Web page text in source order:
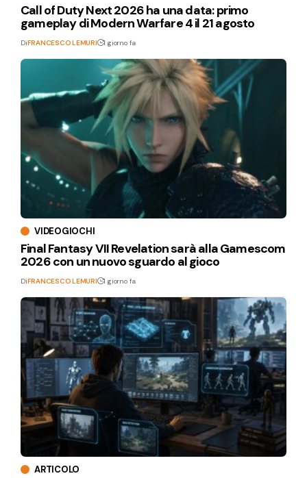
Call of Duty Next 2026 ha una data: primo
gameplay di Modern Warfare 4 il 21 agosto
DiFRANCESCO LEMURI 1 giorno fa
VIDEOGIOCHI
Final Fantasy VII Revelation sarà alla Gamescom
2026 con un nuovo sguardo al gioco
DiFRANCESCO LEMURI 1 giorno fa
ARTICOLO